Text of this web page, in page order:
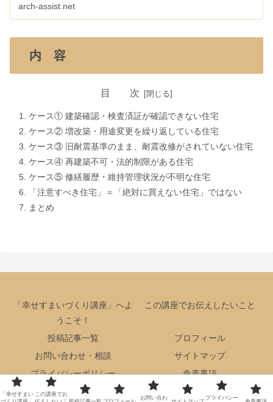
arch-assist.net
内 容
目 次
ケース① 建築確認・検査済証が確認できない住宅
ケース② 増改築・用途変更を繰り返している住宅
ケース③ 旧耐震基準のまま、耐震改修がされていない住宅
ケース④ 再建築不可・法的制限がある住宅
ケース⑤ 修繕履歴・維持管理状況が不明な住宅
「注意すべき住宅」＝「絶対に買えない住宅」ではない
まとめ
「幸せすまいづくり講座」へよ
うこそ！
この講座でお伝えしたいこと
投稿記事一覧
プロフィール
お問い合わせ・相談
サイトマップ
プライバシーポリシー
免責事項
Copyright © 2024 幸せ住まいづくり講座 All Rights Reserved.
「幸せすまい この講座でお
お問い合わ プライバシー